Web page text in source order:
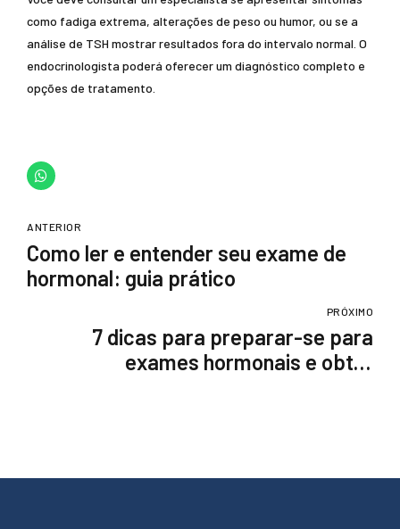
como fadiga extrema, alterações de peso ou humor, ou se a
análise de TSH mostrar resultados fora do intervalo normal. O
endocrinologista poderá oferecer um diagnóstico completo e
opções de tratamento.
ANTERIOR
Como ler e entender seu exame de
hormonal: guia prático
PRÓXIMO
7 dicas para preparar-se para
exames hormonais e obter